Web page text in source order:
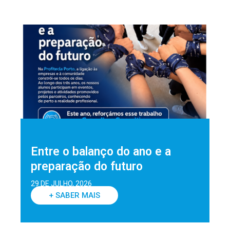
Entre o balanço do ano e a
preparação do futuro
29 DE JULHO, 2026
+ SABER MAIS